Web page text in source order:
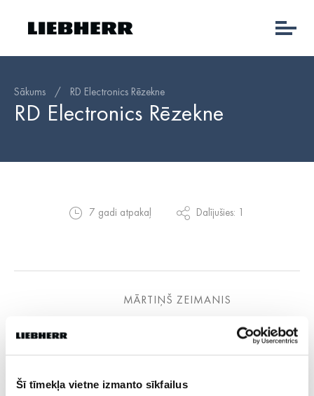
Šī tīmekļa vietne izmanto sīkfailus
Sākums / RD Electronics Rēzekne
RD Electronics Rēzekne
7 gadi atpakaļ Dalījušies: 1
MĀRTIŅŠ ZEIMANIS